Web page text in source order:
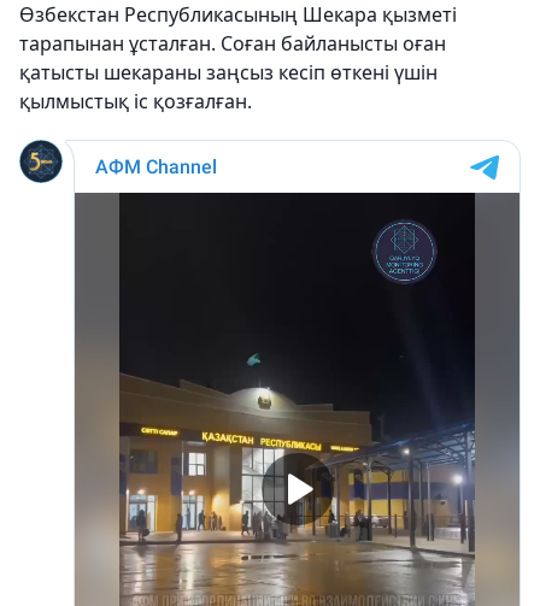
Өзбекстан Республикасының Шекара қызметі
тарапынан ұсталған. Соған байланысты оған
қатысты шекараны заңсыз кесіп өткені үшін
қылмыстық іс қозғалған.